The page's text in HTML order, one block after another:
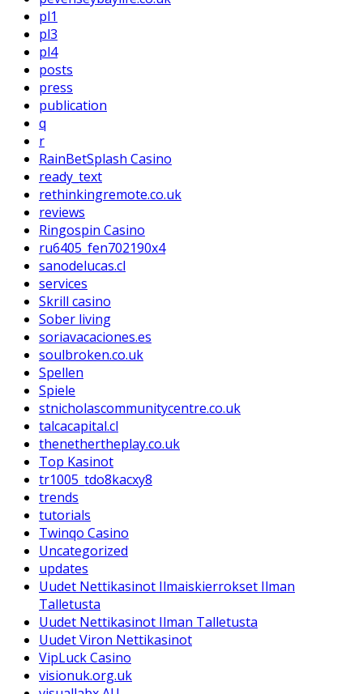
pl1
pl3
pl4
posts
press
publication
q
r
RainBetSplash Casino
ready_text
rethinkingremote.co.uk
reviews
Ringospin Casino
ru6405_fen702190x4
sanodelucas.cl
services
Skrill casino
Sober living
soriavacaciones.es
soulbroken.co.uk
Spellen
Spiele
stnicholascommunitycentre.co.uk
talcacapital.cl
thenethertheplay.co.uk
Top Kasinot
tr1005_tdo8kacxy8
trends
tutorials
Twinqo Casino
Uncategorized
updates
Uudet Nettikasinot Ilmaiskierrokset Ilman
Talletusta
Uudet Nettikasinot Ilman Talletusta
Uudet Viron Nettikasinot
VipLuck Casino
visionuk.org.uk